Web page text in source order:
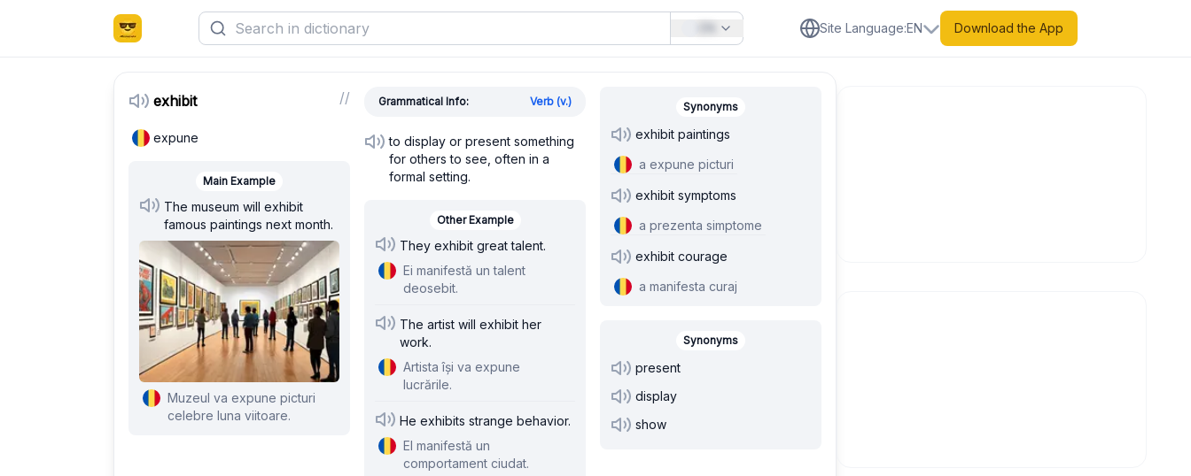
Site Language:EN Download the App
exhibit //
expune
Main Example
The museum will exhibit
famous paintings next month.
Muzeul va expune picturi
celebre luna viitoare.
Grammatical Info: Verb (v.)
to display or present something
for others to see, often in a
formal setting.
Other Example
They exhibit great talent.
Ei manifestă un talent
deosebit.
The artist will exhibit her
work.
Artista își va expune
lucrările.
He exhibits strange behavior.
El manifestă un
comportament ciudat.
Synonyms
exhibit paintings
a expune picturi
exhibit symptoms
a prezenta simptome
exhibit courage
a manifesta curaj
Synonyms
present
display
show